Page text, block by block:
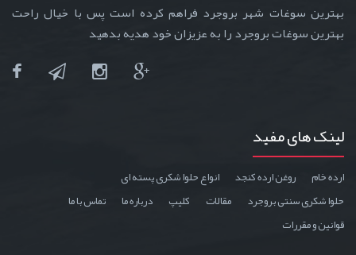
بهترین سوغات شهر بروجرد فراهم کرده است پس با خیال راحت
بهترین سوغات بروجرد را به عزیزان خود هدیه بدهید
لینک های مفید
ارده خام روغن ارده کنجد
انواع حلوا شکری پسته ای
حلوا شکری سنتی بروجرد
مقالات کليپ درباره ما
تماس با ما
قوانين و مقررات